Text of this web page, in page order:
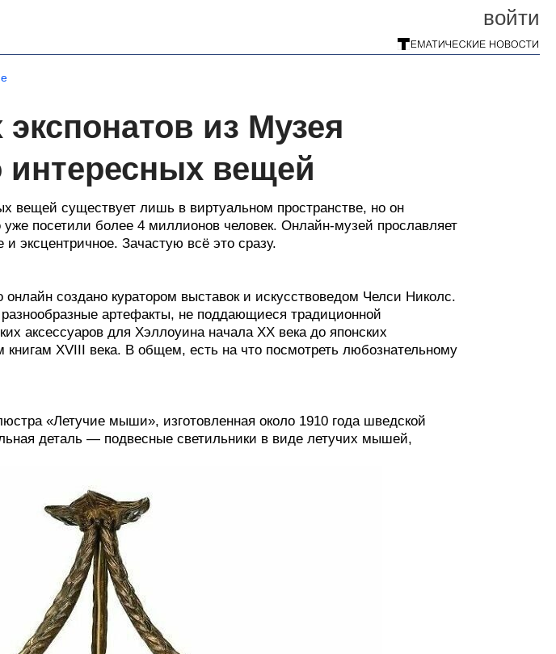
войти
из Музея
интересных вещей
вещей существует лишь в виртуальном пространстве, но он
уже посетили более 4 миллионов человек. Онлайн-музей прославляет
и эксцентричное. Зачастую всё это сразу.
онлайн создано куратором выставок и искусствоведом Челси Николс.
артефакты, не поддающиеся традиционной
аксессуаров для Хэллоуина начала XX века до японских
XVIII века. В общем, есть на что посмотреть любознательному
«Летучие мыши», изготовленная около 1910 года шведской
деталь — подвесные светильники в виде летучих мышей,